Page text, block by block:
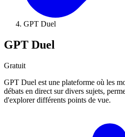
GPT Duel
GPT Duel
Gratuit
GPT Duel est une plateforme où les
débats en direct sur divers sujets,
d'explorer différents points de vue.